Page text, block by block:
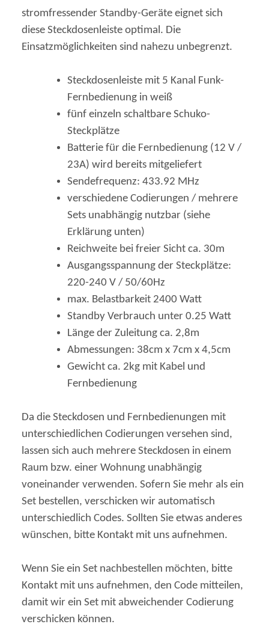
stromfressender Standby-Geräte eignet sich
diese Steckdosenleiste optimal. Die
Einsatzmöglichkeiten sind nahezu unbegrenzt.
Steckdosenleiste mit 5 Kanal Funk-
Fernbedienung in weiß
fünf einzeln schaltbare Schuko-
Steckplätze
Batterie für die Fernbedienung (12 V /
23A) wird bereits mitgeliefert
Sendefrequenz: 433.92 MHz
verschiedene Codierungen / mehrere
Sets unabhängig nutzbar (siehe
Erklärung unten)
Reichweite bei freier Sicht ca. 30m
Ausgangsspannung der Steckplätze:
220-240 V / 50/60Hz
max. Belastbarkeit 2400 Watt
Standby Verbrauch unter 0.25 Watt
Länge der Zuleitung ca. 2,8m
Abmessungen: 38cm x 7cm x 4,5cm
Gewicht ca. 2kg mit Kabel und
Fernbedienung
Da die Steckdosen und Fernbedienungen mit
unterschiedlichen Codierungen versehen sind,
lassen sich auch mehrere Steckdosen in einem
Raum bzw. einer Wohnung unabhängig
voneinander verwenden. Sofern Sie mehr als ein
Set bestellen, verschicken wir automatisch
unterschiedlich Codes. Sollten Sie etwas anderes
wünschen, bitte Kontakt mit uns aufnehmen.
Wenn Sie ein Set nachbestellen möchten, bitte
Kontakt mit uns aufnehmen, den Code mitteilen,
damit wir ein Set mit abweichender Codierung
verschicken können.